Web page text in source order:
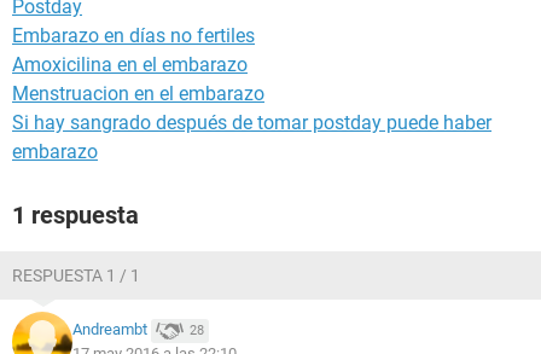
Postday
Embarazo en días no fertiles
Amoxicilina en el embarazo
Menstruacion en el embarazo
Si hay sangrado después de tomar postday puede haber
embarazo
1 respuesta
RESPUESTA 1 / 1
Andreambt 28